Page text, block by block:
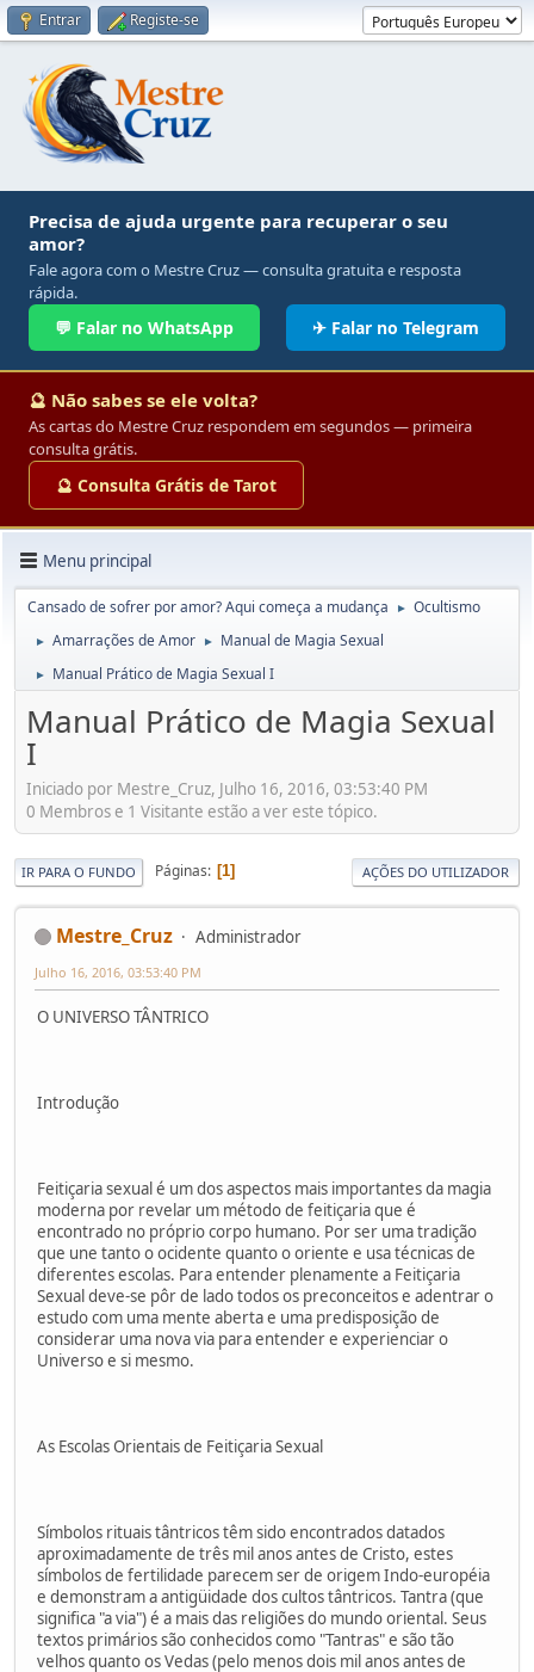
Entrar Registe-se
Precisa de ajuda urgente para recuperar o seu
amor?
Fale agora com o Mestre Cruz — consulta gratuita e resposta
rápida.
💬 Falar no WhatsApp ✈ Falar no Telegram
🔮 Não sabes se ele volta?
As cartas do Mestre Cruz respondem em segundos — primeira
consulta grátis.
🔮 Consulta Grátis de Tarot
Menu principal
Cansado de sofrer por amor? Aqui começa a mudança ► Ocultismo
► Amarrações de Amor ► Manual de Magia Sexual
► Manual Prático de Magia Sexual I
Manual Prático de Magia Sexual
I
Iniciado por Mestre_Cruz, Julho 16, 2016, 03:53:40 PM
0 Membros e 1 Visitante estão a ver este tópico.
IR PARA O FUNDO Páginas 1 AÇÕES DO UTILIZADOR
Mestre_Cruz Administrador
Julho 16, 2016, 03:53:40 PM
O UNIVERSO TÂNTRICO
Introdução
Feitiçaria sexual é um dos aspectos mais importantes da magia
moderna por revelar um método de feitiçaria que é
encontrado no próprio corpo humano. Por ser uma tradição
que une tanto o ocidente quanto o oriente e usa técnicas de
diferentes escolas. Para entender plenamente a Feitiçaria
Sexual deve-se pôr de lado todos os preconceitos e adentrar o
estudo com uma mente aberta e uma predisposição de
considerar uma nova via para entender e experienciar o
Universo e si mesmo.
As Escolas Orientais de Feitiçaria Sexual
Símbolos rituais tântricos têm sido encontrados datados
aproximadamente de três mil anos antes de Cristo, estes
símbolos de fertilidade parecem ser de origem Indo-européia
e demonstram a antigüidade dos cultos tântricos. Tantra (que
significa "a via") é a mais das religiões do mundo oriental. Seus
textos primários são conhecidos como "Tantras" e são tão
velhos quanto os Vedas (pelo menos dois mil anos antes de